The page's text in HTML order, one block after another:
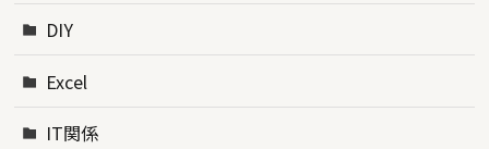
DIY
Excel
IT関係